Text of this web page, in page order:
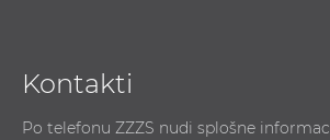
Kontakti
Po telefonu ZZZS nudi splošne